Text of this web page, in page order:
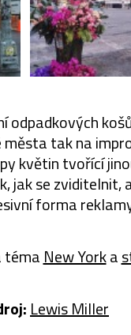
tak na
květin tvořící
jak se zviditelnit,
forma
téma New Yorka
Lewis Miller